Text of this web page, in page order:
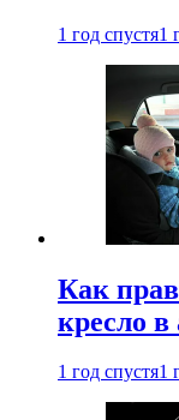
1 год спустя1
Как
кресло в
1 год спустя1